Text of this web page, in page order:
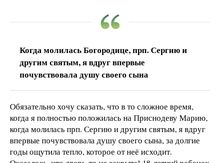
Когда молилась Богородице, прп. Сергию и
другим святым, я вдруг впервые
почувствовала душу своего сына
Обязательно хочу сказать, что в то сложное время,
когда я полностью положилась на Приснодеву Марию,
когда молилась прп. Сергию и другим святым, я вдруг
впервые почувствовала душу своего сына, за долгие
годы ощутила тепло, которое от неё исходит.